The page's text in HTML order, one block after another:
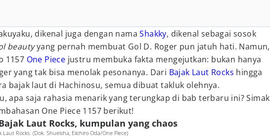
dikenal juga dengan namaShakky, dikenal sebagai sosok
beautyyang pernah membuat Gol D. Roger pun jatuh hati. Namun,
1157 One Piece justru membuka fakta mengejutkan: bukan hanya
yang tak bisa menolak pesonanya. Dari Bajak Laut Rocks hingga
bajak laut di Hachinosu, semua dibuat takluk olehnya.
apa saja rahasia menarik yang terungkap di bab terbaru ini? Simak
One Piece 1157 berikut!
Laut Rocks, kumpulan yang chaos
Laut Rocks. (Dok. Shueisha, Eiichiro Oda/One Piece)